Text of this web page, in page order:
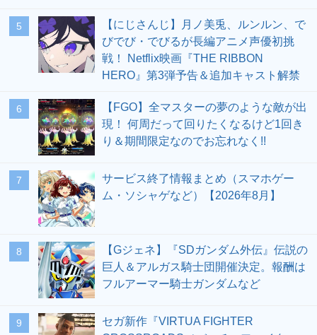
5
【にじさんじ】月ノ美兎、ルンルン、で
びでび・でびるが長編アニメ声優初挑
戦！ Netflix映画『THE RIBBON
HERO』第3弾予告＆追加キャスト解禁
6
【FGO】全マスターの夢のような敵が出
現！ 何周だって回りたくなるけど1回き
り＆期間限定なのでお忘れなく!!
7
サービス終了情報まとめ（スマホゲー
ム・ソシャゲなど）【2026年8月】
8
【Gジェネ】『SDガンダム外伝』伝説の
巨人＆アルガス騎士団開催決定。報酬は
フルアーマー騎士ガンダムなど
9
セガ新作『VIRTUA FIGHTER